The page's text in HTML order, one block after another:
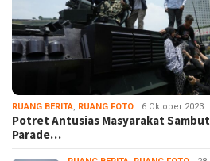
RUANG BERITA, RUANG FOTO 6 Oktober 2023
Potret Antusias Masyarakat Sambut
Parade…